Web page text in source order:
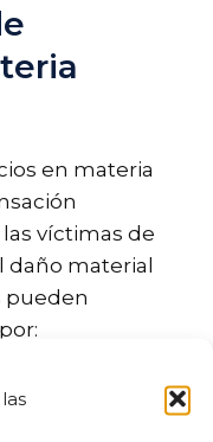
en materia
víctimas de
daño material
pueden
médicos y
de lesiones.